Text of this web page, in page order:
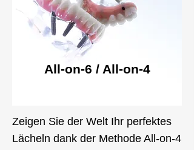
All-on-6 / All-on-4
Zeigen Sie der Welt Ihr perfektes
Lächeln dank der Methode All-on-4